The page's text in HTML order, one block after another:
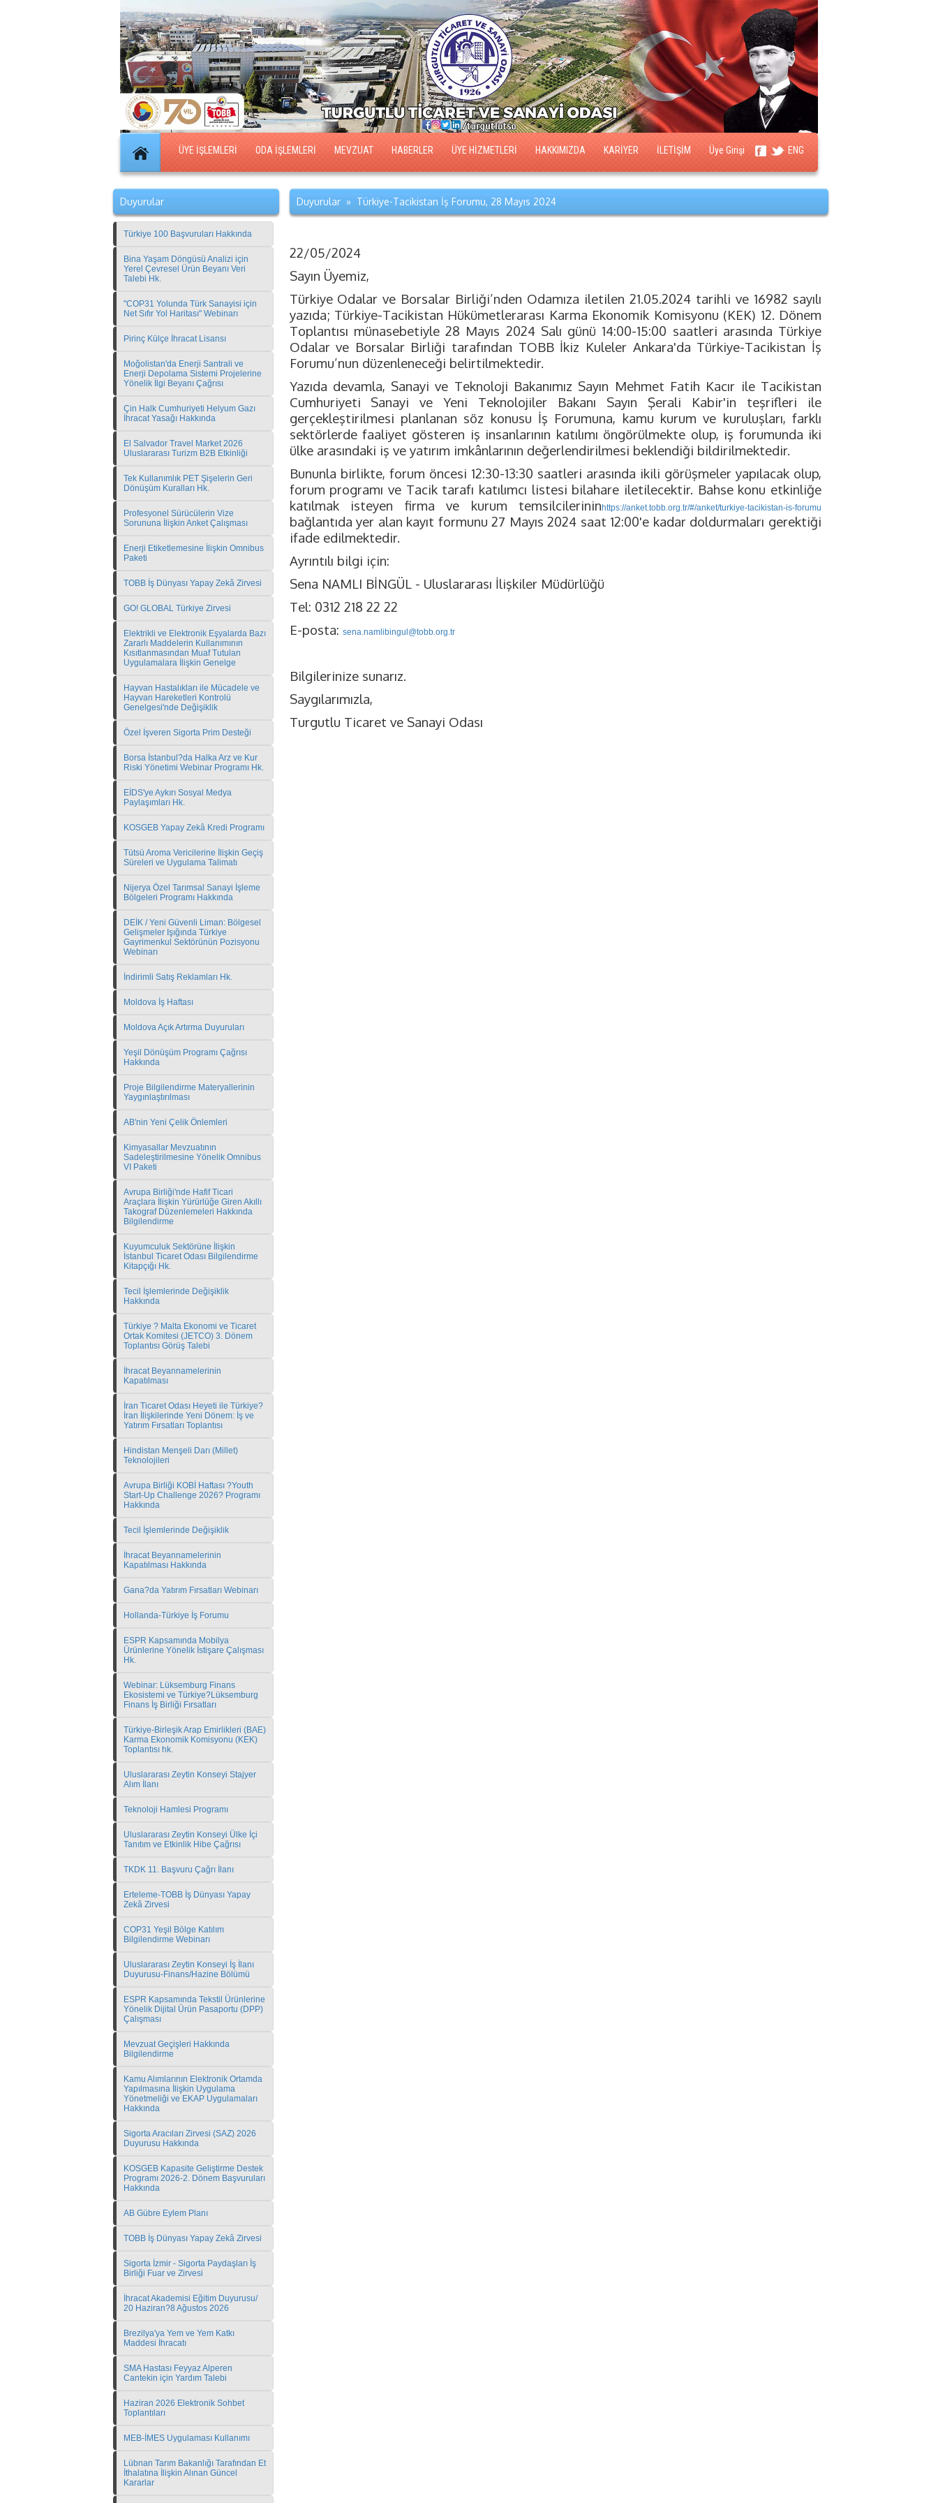
ÜYE İŞLEMLERİ ODA İŞLEMLERİ MEVZUAT HABERLER ÜYE HİZMETLERİ HAKKIMIZDA KARİYER İLETİŞİM Üye Girişi ENG
Duyurular
Türkiye 100 Başvuruları Hakkında
Bina Yaşam Döngüsü Analizi için
Yerel Çevresel Ürün Beyanı Veri
Talebi Hk.
"COP31 Yolunda Türk Sanayisi için
Net Sıfır Yol Haritası" Webinarı
Pirinç Külçe İhracat Lisansı
Moğolistan'da Enerji Santrali ve
Enerji Depolama Sistemi Projelerine
Yönelik İlgi Beyanı Çağrısı
Çin Halk Cumhuriyeti Helyum Gazı
İhracat Yasağı Hakkında
El Salvador Travel Market 2026
Uluslararası Turizm B2B Etkinliği
Tek Kullanımlık PET Şişelerin Geri
Dönüşüm Kuralları Hk.
Profesyonel Sürücülerin Vize
Sorununa İlişkin Anket Çalışması
Enerji Etiketlemesine İlişkin Omnibus
Paketi
TOBB İş Dünyası Yapay Zekâ Zirvesi
GO! GLOBAL Türkiye Zirvesi
Elektrikli ve Elektronik Eşyalarda Bazı
Zararlı Maddelerin Kullanımının
Kısıtlanmasından Muaf Tutulan
Uygulamalara İlişkin Genelge
Hayvan Hastalıkları ile Mücadele ve
Hayvan Hareketleri Kontrolü
Genelgesi'nde Değişiklik
Özel İşveren Sigorta Prim Desteği
Borsa İstanbul?da Halka Arz ve Kur
Riski Yönetimi Webinar Programı Hk.
EİDS'ye Aykırı Sosyal Medya
Paylaşımları Hk.
KOSGEB Yapay Zekâ Kredi Programı
Tütsü Aroma Vericilerine İlişkin Geçiş
Süreleri ve Uygulama Talimatı
Nijerya Özel Tarımsal Sanayi İşleme
Bölgeleri Programı Hakkında
DEİK / Yeni Güvenli Liman: Bölgesel
Gelişmeler Işığında Türkiye
Gayrimenkul Sektörünün Pozisyonu
Webinarı
İndirimli Satış Reklamları Hk.
Moldova İş Haftası
Moldova Açık Artırma Duyuruları
Yeşil Dönüşüm Programı Çağrısı
Hakkında
Proje Bilgilendirme Materyallerinin
Yaygınlaştırılması
AB'nin Yeni Çelik Önlemleri
Kimyasallar Mevzuatının
Sadeleştirilmesine Yönelik Omnibus
VI Paketi
Avrupa Birliği'nde Hafif Ticari
Araçlara İlişkin Yürürlüğe Giren Akıllı
Takograf Düzenlemeleri Hakkında
Bilgilendirme
Kuyumculuk Sektörüne İlişkin
İstanbul Ticaret Odası Bilgilendirme
Kitapçığı Hk.
Tecil İşlemlerinde Değişiklik
Hakkında
Türkiye ? Malta Ekonomi ve Ticaret
Ortak Komitesi (JETCO) 3. Dönem
Toplantısı Görüş Talebi
İhracat Beyannamelerinin
Kapatılması
İran Ticaret Odası Heyeti ile Türkiye?
İran İlişkilerinde Yeni Dönem: İş ve
Yatırım Fırsatları Toplantısı
Hindistan Menşeli Darı (Millet)
Teknolojileri
Avrupa Birliği KOBİ Haftası ?Youth
Start-Up Challenge 2026? Programı
Hakkında
Tecil İşlemlerinde Değişiklik
İhracat Beyannamelerinin
Kapatılması Hakkında
Gana?da Yatırım Fırsatları Webinarı
Hollanda-Türkiye İş Forumu
ESPR Kapsamında Mobilya
Ürünlerine Yönelik İstişare Çalışması
Hk.
Webinar: Lüksemburg Finans
Ekosistemi ve Türkiye?Lüksemburg
Finans İş Birliği Fırsatları
Türkiye-Birleşik Arap Emirlikleri (BAE)
Karma Ekonomik Komisyonu (KEK)
Toplantısı hk.
Uluslararası Zeytin Konseyi Stajyer
Alım İlanı
Teknoloji Hamlesi Programı
Uluslararası Zeytin Konseyi Ülke İçi
Tanıtım ve Etkinlik Hibe Çağrısı
TKDK 11. Başvuru Çağrı İlanı
Erteleme-TOBB İş Dünyası Yapay
Zekâ Zirvesi
COP31 Yeşil Bölge Katılım
Bilgilendirme Webinarı
Uluslararası Zeytin Konseyi İş İlanı
Duyurusu-Finans/Hazine Bölümü
ESPR Kapsamında Tekstil Ürünlerine
Yönelik Dijital Ürün Pasaportu (DPP)
Çalışması
Mevzuat Geçişleri Hakkında
Bilgilendirme
Kamu Alımlarının Elektronik Ortamda
Yapılmasına İlişkin Uygulama
Yönetmeliği ve EKAP Uygulamaları
Hakkında
Sigorta Aracıları Zirvesi (SAZ) 2026
Duyurusu Hakkında
KOSGEB Kapasite Geliştirme Destek
Programı 2026-2. Dönem Başvuruları
Hakkında
AB Gübre Eylem Planı
TOBB İş Dünyası Yapay Zekâ Zirvesi
Sigorta İzmir - Sigorta Paydaşları İş
Birliği Fuar ve Zirvesi
İhracat Akademisi Eğitim Duyurusu/
20 Haziran?8 Ağustos 2026
Brezilya'ya Yem ve Yem Katkı
Maddesi İhracatı
SMA Hastası Feyyaz Alperen
Cantekin için Yardım Talebi
Haziran 2026 Elektronik Sohbet
Toplantıları
MEB-İMES Uygulaması Kullanımı
Lübnan Tarım Bakanlığı Tarafından Et
İthalatına İlişkin Alınan Güncel
Kararlar
Duyurular » Türkiye-Tacikistan İş Forumu, 28 Mayıs 2024
22/05/2024
Sayın Üyemiz,
Türkiye Odalar ve Borsalar Birliği’nden Odamıza iletilen 21.05.2024 tarihli ve 16982 sayılı
yazıda; Türkiye-Tacikistan Hükümetlerarası Karma Ekonomik Komisyonu (KEK) 12. Dönem
Toplantısı münasebetiyle 28 Mayıs 2024 Salı günü 14:00-15:00 saatleri arasında Türkiye
Odalar ve Borsalar Birliği tarafından TOBB İkiz Kuleler Ankara'da Türkiye-Tacikistan İş
Forumu’nun düzenleneceği belirtilmektedir.
Yazıda devamla, Sanayi ve Teknoloji Bakanımız Sayın Mehmet Fatih Kacır ile Tacikistan
Cumhuriyeti Sanayi ve Yeni Teknolojiler Bakanı Sayın Şerali Kabir'in teşrifleri ile
gerçekleştirilmesi planlanan söz konusu İş Forumuna, kamu kurum ve kuruluşları, farklı
sektörlerde faaliyet gösteren iş insanlarının katılımı öngörülmekte olup, iş forumunda iki
ülke arasındaki iş ve yatırım imkânlarının değerlendirilmesi beklendiği bildirilmektedir.
Bununla birlikte, forum öncesi 12:30-13:30 saatleri arasında ikili görüşmeler yapılacak olup,
forum programı ve Tacik tarafı katılımcı listesi bilahare iletilecektir. Bahse konu etkinliğe
katılmak isteyen firma ve kurum temsilcilerinin https://anket.tobb.org.tr/#/anket/turkiye-tacikistan-is-forumu
bağlantıda yer alan kayıt formunu 27 Mayıs 2024 saat 12:00'e kadar doldurmaları gerektiği
ifade edilmektedir.
Ayrıntılı bilgi için:
Sena NAMLI BİNGÜL - Uluslararası İlişkiler Müdürlüğü
Tel: 0312 218 22 22
E-posta: sena.namlibingul@tobb.org.tr
Bilgilerinize sunarız.
Saygılarımızla,
Turgutlu Ticaret ve Sanayi Odası